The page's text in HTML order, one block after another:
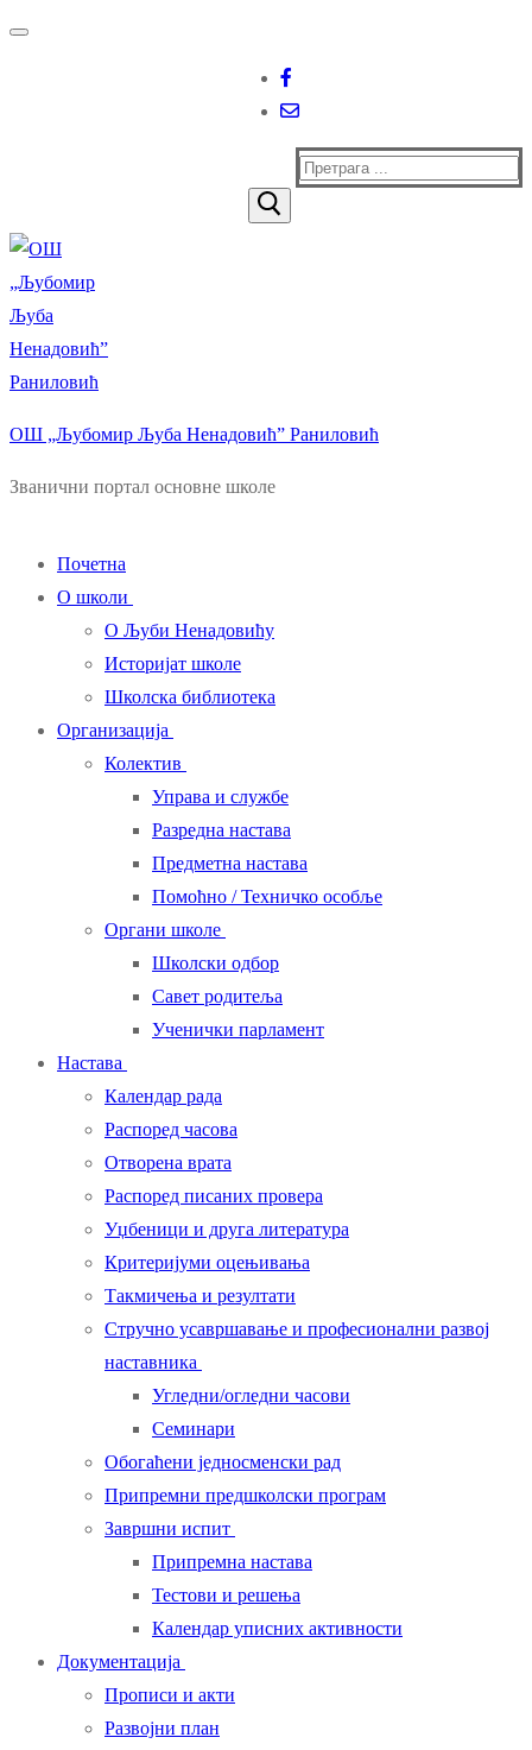
Прескочи
Изборник
Затворити
Тражи
ОШ „Љубомир Љуба Ненадовић” Раниловић
Званични портал основне школе
Почетна
О школи
О Љуби Ненадовићу
Историјат школе
Школска библиотека
Организација
Колектив
Управа и службе
Разредна настава
Предметна настава
Помоћно / Техничко особље
Органи школе
Школски одбор
Савет родитеља
Ученички парламент
Настава
Календар рада
Распоред часова
Отворена врата
Распоред писаних провера
Уџбеници и друга литература
Критеријуми оцењивања
Такмичења и резултати
Стручно усавршавање и професионални развој
наставника
Угледни/огледни часови
Семинари
Обогаћени једносменски рад
Припремни предшколски програм
Завршни испит
Припремна настава
Тестови и решења
Календар уписних активности
Документација
Прописи и акти
Развојни план